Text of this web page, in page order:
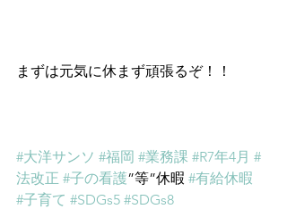
まずは元気に休まず頑張るぞ！！
#大洋サンソ #福岡 #業務課 #R7年4月 #
法改正 #子の看護”等”休暇 #有給休暇
#子育て #SDGs5 #SDGs8